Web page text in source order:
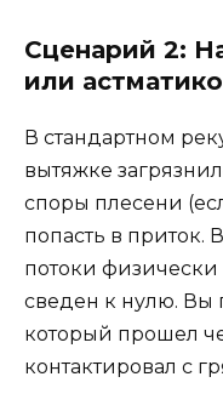
Сценарий 2:
или
В стандартном
вытяжке
споры плесени
попасть в приток.
потоки физически
сведен к нулю. Вы
который прошел
контактировал с